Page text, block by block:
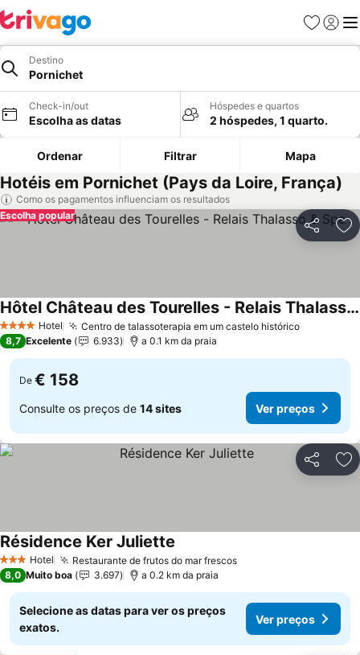
Favoritos
Iniciar
Destino
Pornichet
Check-in/out
Escolha as datas
Hóspedes e quartos
2 hóspedes, 1 quarto.
Ordenar Filtrar Mapa
Hotéis em Pornichet (Pays da Loire, França)
Como os pagamentos influenciam os resultados
Partilhar
Escolha popular
4 EstrelasHotel Centro de talassoterapia em um castelo históricoVer
Hôtel Château des Tourelles - Relais Thalasso & Spa
Ver preços
8,7 Excelente 6.933 a 0.1 km da praia
De € 158
Consulte os preços de 14 sites Ver preços
Partilhar
3 EstrelasHotel Restaurante de frutos do mar frescosVer preços
Résidence Ker Juliette
8,0 Muito boa 3.697 a 0.2 km da praia
Selecione as datas para ver os preços
exatos.
Ver preços